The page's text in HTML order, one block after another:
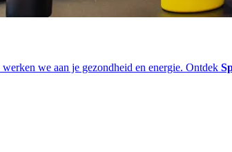
we aan je gezondheid en energie. Ontdek